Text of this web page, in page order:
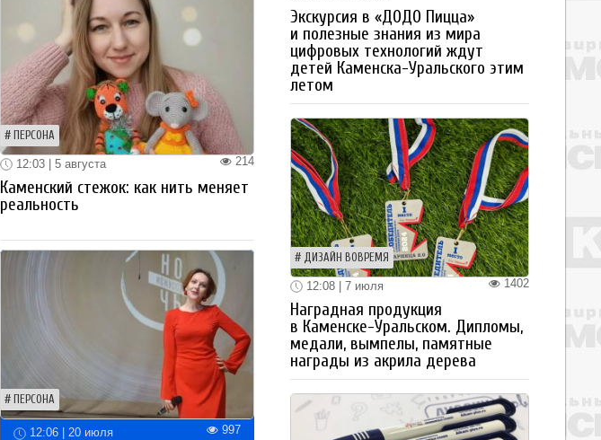
ПЕРСОНА
214
12:03 | 5 августа
Каменский стежок: как нить меняет
реальность
ПЕРСОНА
12:06 | 20 июля 997
Экскурсия в «ДОДО Пицца»
и полезные знания из мира
цифровых технологий ждут
детей Каменска-Уральского этим
летом
ДИЗАЙН ВОВРЕМЯ
1402
12:08 | 7 июля
Наградная продукция
в Каменске-Уральском. Дипломы,
медали, вымпелы, памятные
награды из акрила дерева